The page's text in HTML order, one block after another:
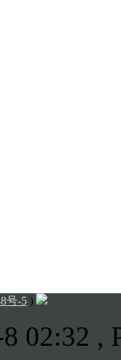
号-5 )
02:32 ,